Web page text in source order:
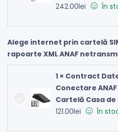
242.00lei În
Alege internet prin cartelă
rapoarte XML ANAF
1 × Contract Date
Conectare
Cartelă Casa
121.00lei În